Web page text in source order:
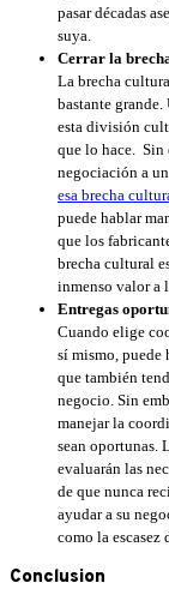
pasar décadas
suya.
Cerrar la
La brecha
bastante grande.
esta división
que lo hace. Sin
negociación a
esa brecha
puede hablar
que los
brecha cultural
inmenso valor a
Entregas
Cuando elige
sí mismo, puede
que también
negocio. Sin
manejar la
sean oportunas.
evaluarán las
de que nunca
ayudar a su
como la escasez
Conclusion